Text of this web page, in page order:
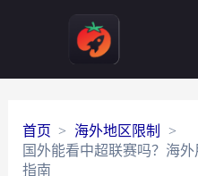
首页
海外地区限制
国外能看中超联赛吗？海
指南